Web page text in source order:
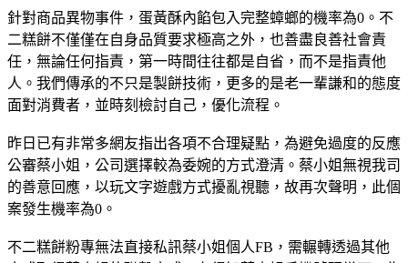
針對商品異物事件，蛋黃酥內餡包入完整蟑螂的機率為0。不
二糕餅不僅僅在自身品質要求極高之外，也善盡良善社會責
任，無論任何指責，第一時間往往都是自省，而不是指責他
人。我們傳承的不只是製餅技術，更多的是老一輩謙和的態度
面對消費者，並時刻檢討自己，優化流程。
昨日已有非常多網友指出各項不合理疑點，為避免過度的反應
公審蔡小姐，公司選擇較為委婉的方式澄清。蔡小姐無視我司
的善意回應，以玩文字遊戲方式擾亂視聽，故再次聲明，此個
案發生機率為0。
不二糕餅粉專無法直接私訊蔡小姐個人FB，需輾轉透過其他